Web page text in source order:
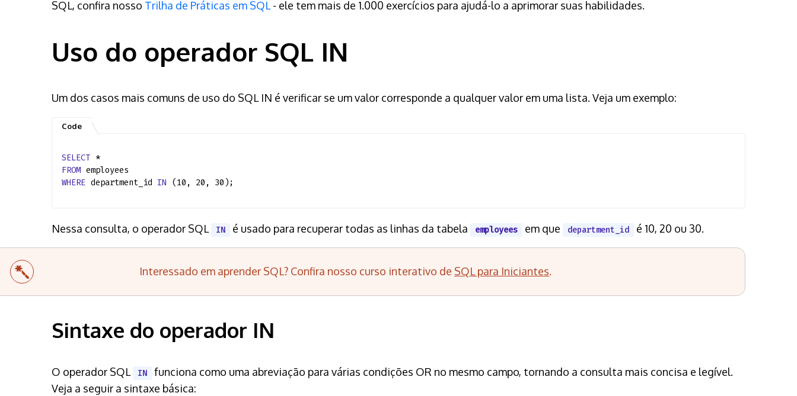
SQL, confira nosso Trilha de Práticas em SQL - ele tem mais de 1.000 exercícios para ajudá-lo a aprimorar suas habilidades.
Uso do operador SQL IN
Um dos casos mais comuns de uso do SQL IN é verificar se um valor corresponde a qualquer valor em uma lista. Veja um exemplo:
SELECT *
FROM employees
WHERE department_id IN (10, 20, 30);
Nessa consulta, o operador SQL IN é usado para recuperar todas as linhas da tabela employees em que department_id é 10, 20 ou 30.
Interessado em aprender SQL? Confira nosso curso interativo de SQL para Iniciantes.
Sintaxe do operador IN
O operador SQL IN
funciona como uma abreviação para várias condições OR no mesmo campo, tornando a consulta mais concisa e legível.
Veja a seguir a sintaxe básica: